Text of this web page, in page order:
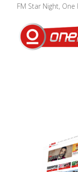
FM Star Night, One